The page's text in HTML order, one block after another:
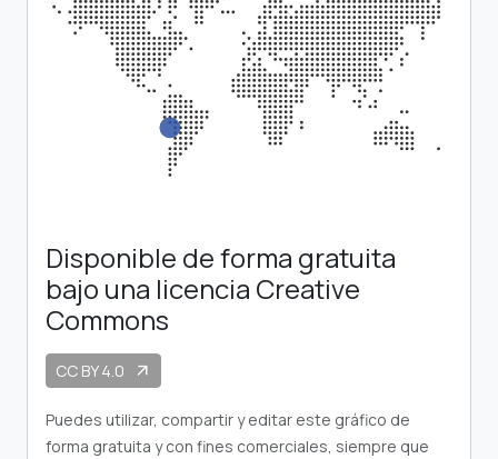
Disponible de forma gratuita
bajo una licencia Creative
Commons
CC BY 4.0 arrow_outward
Puedes utilizar, compartir y editar este gráfico de
forma gratuita y con fines comerciales, siempre que